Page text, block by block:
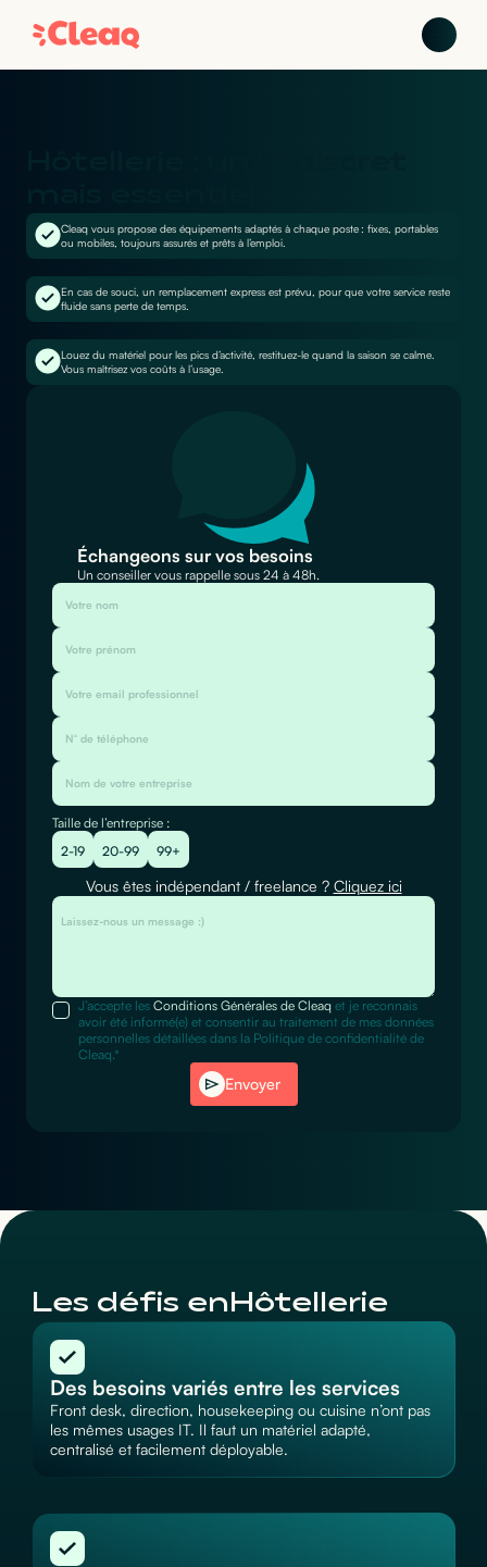
Cleaq vous propose des équipements adaptés à chaque poste : fixes, portables
ou mobiles, toujours assurés et prêts à l’emploi.
En cas de souci, un remplacement express est prévu, pour que votre service reste
fluide sans perte de temps.
Louez du matériel pour les pics d’activité, restituez-le quand la saison se calme.
Vous maîtrisez vos coûts à l’usage.
Échangeons sur vos besoins
Un conseiller vous rappelle sous 24 à 48h.
Taille de l’entreprise :
2-19
20-99 99+
Vous êtes indépendant / freelance ? Cliquez ici
J’accepte les Conditions Générales de Cleaq et je reconnais
avoir été informé(e) et consentir au traitement de mes données
personnelles détaillées dans la Politique de confidentialité de
Cleaq.*
Envoyer
Les défis enHôtellerie
Des besoins variés entre les services
Front desk, direction, housekeeping ou cuisine n’ont pas
les mêmes usages IT. Il faut un matériel adapté,
centralisé et facilement déployable.